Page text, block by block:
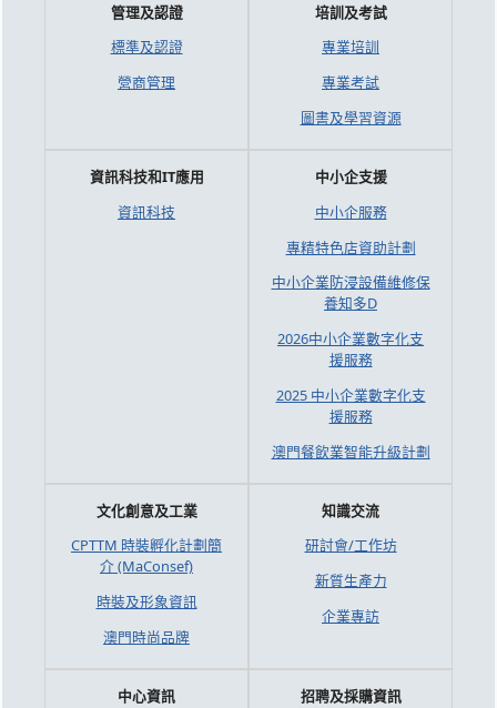
管理及認證
標準及認證
營商管理
培訓及考試
專業培訓
專業考試
圖書及學習資源
資訊科技和IT應用
資訊科技
中小企支援
中小企服務
專精特色店資助計劃
中小企業防浸設備維修保
養知多D
2026中小企業數字化支
援服務
2025 中小企業數字化支
援服務
澳門餐飲業智能升級計劃
文化創意及工業
CPTTM 時裝孵化計劃簡
介 (MaConsef)
時裝及形象資訊
澳門時尚品牌
知識交流
研討會/工作坊
新質生產力
企業專訪
中心資訊 招聘及採購資訊